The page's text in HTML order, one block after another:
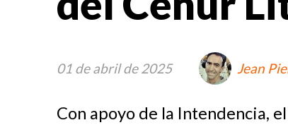
Con apoyo de la Intendencia,
01 de abril de 2025 Jean